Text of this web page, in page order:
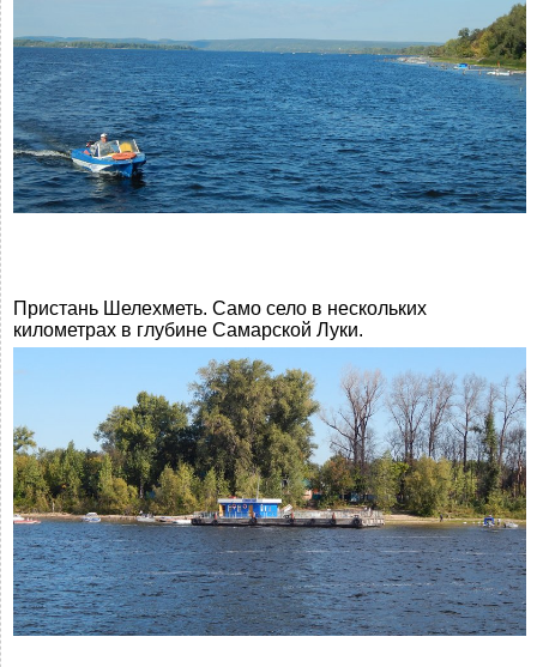
Пристань Шелехметь. Само село в нескольких
километрах в глубине Самарской Луки.